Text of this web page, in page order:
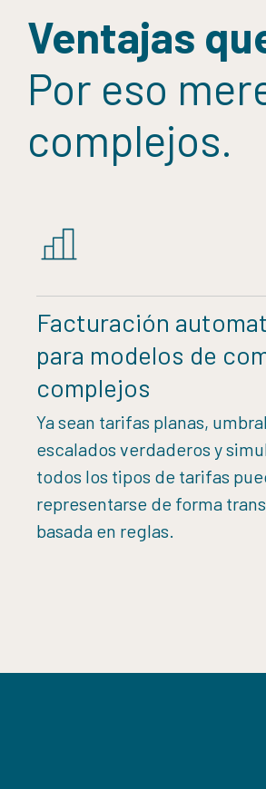
Ventajas
Por eso
complejos.
Facturación
para modelos de
complejos
Ya sean tarifas planas,
escalados verdaderos y
todos los tipos de tarifas
representarse de forma
basada en reglas.